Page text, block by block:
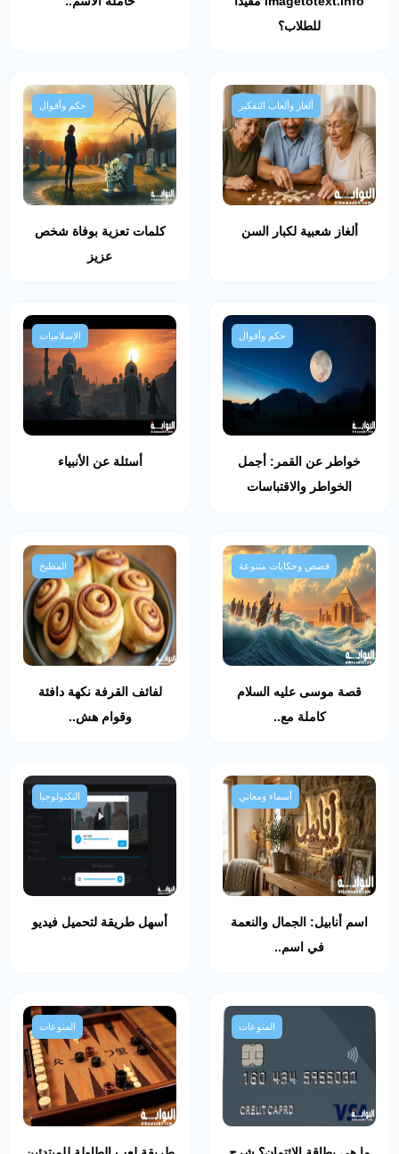
للطلاب؟
ألغاز وألعاب التفكير
ألغاز شعبية لكبار السن
حكم وأقوال
كلمات تعزية بوفاة شخص
عزيز
حكم وأقوال
خواطر عن القمر: أجمل
الخواطر والاقتباسات
الإسلاميات
أسئلة عن الأنبياء
قصص وحكايات متنوعة
قصة موسى عليه السلام
كاملة مع..
المطبخ
لفائف القرفة نكهة دافئة
وقوام هش..
أسماء ومعاني
اسم أنابيل: الجمال والنعمة
في اسم..
التكنولوجيا
أسهل طريقة لتحميل فيديو
المنوعات المنوعات